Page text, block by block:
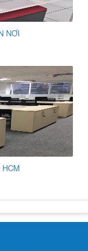
NƠI